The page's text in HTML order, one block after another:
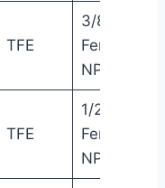
TFE
3/8″
Female
NPT
TFE
1/2″
Female
NPT